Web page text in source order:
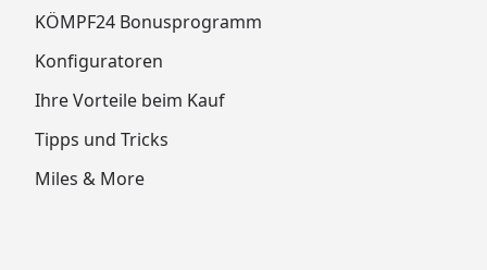
KÖMPF24 Bonusprogramm
Konfiguratoren
Ihre Vorteile beim Kauf
Tipps und Tricks
Miles & More